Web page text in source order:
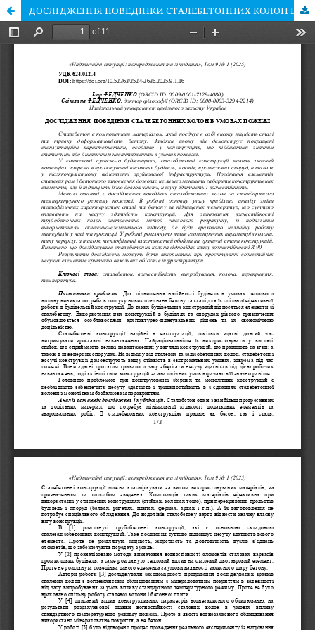
ДОСЛІДЖЕННЯ ПОВЕДІНКИ СТАЛЕБЕТОННИХ КОЛОН В УМОВАХ ПОЖЕЖІ